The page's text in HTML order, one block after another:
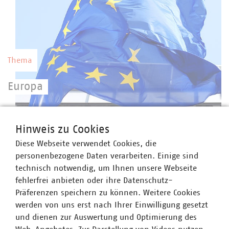
Thema
Europa
starken kommunalen Unternehmen setzen eine
europäische Gesetzgebung erfolgreich um.
Thema
Hinweis zu Cookies
Diese Webseite verwendet Cookies, die
personenbezogene Daten verarbeiten. Einige sind
technisch notwendig, um Ihnen unsere Webseite
fehlerfrei anbieten oder ihre Datenschutz-
Präferenzen speichern zu können. Weitere Cookies
werden von uns erst nach Ihrer Einwilligung gesetzt
und dienen zur Auswertung und Optimierung des